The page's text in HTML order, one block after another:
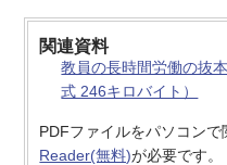
関連資料
教員の長時間労働の抜
式 246キロバイト）
PDFファイルをパソコン
Reader(無料)が必要です。